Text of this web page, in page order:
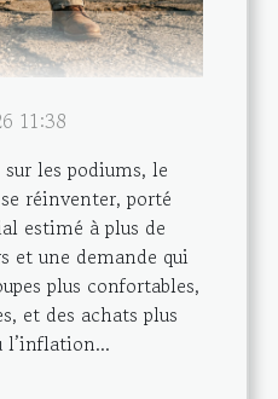
11:38
les podiums, le
réinventer, porté
estimé à plus de
et une demande qui
plus confortables,
et des achats plus
l’inflation...